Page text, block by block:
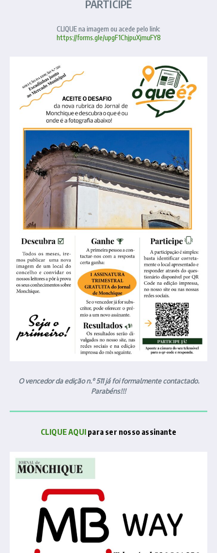
PARTICIPE
CLIQUE na imagem ou acede pelo link:
https://forms.gle/upgF1ChjpuXjmuFY8
O vencedor da edição n.º 511 já foi formalmente contactado.
Parabéns!!!
CLIQUE AQUI para ser nosso assinante